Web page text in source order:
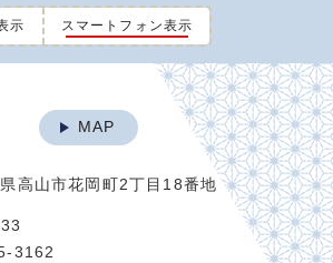
示 スマートフォン表示
MAP
高山市花岡町2丁目18番地
3162